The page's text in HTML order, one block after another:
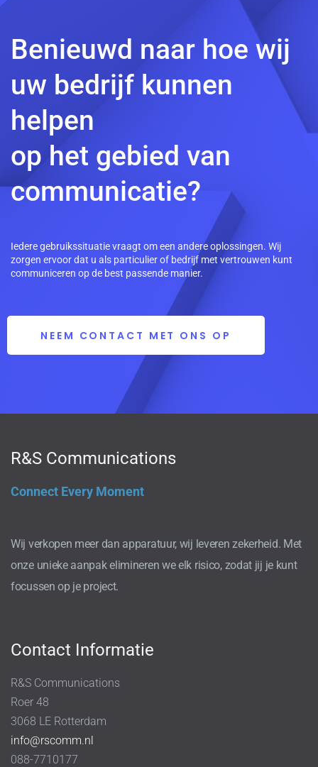
Benieuwd naar hoe wij
uw bedrijf kunnen
helpen
op het gebied van
communicatie?
Iedere gebruikssituatie vraagt om een andere oplossingen. Wij
zorgen ervoor dat u als particulier of bedrijf met vertrouwen kunt
communiceren op de best passende manier.
NEEM CONTACT MET ONS OP
R&S Communications
Connect Every Moment
Wij verkopen meer dan apparatuur, wij leveren zekerheid. Met
onze unieke aanpak elimineren we elk risico, zodat jij je kunt
focussen op je project.
Contact Informatie
R&S Communications
Roer 48
3068 LE Rotterdam
info@rscomm.nl
088-7710177